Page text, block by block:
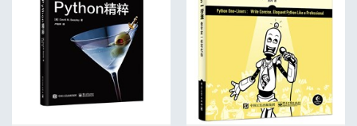
其他（非访问）修饰符 .........................................................79
修饰符的编码 ........................................................................80
第 2 部分 平台
第 9 章 Java 平台，标准版 .................................... 83
常用的 Java SE API 库 ..........................................................83
第 10 章 开发的基础工具 ....................................... 97
Java 运行时环境 ....................................................................97
Java 开发工具集 ....................................................................97